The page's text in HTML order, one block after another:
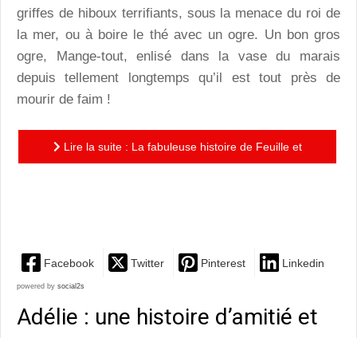
griffes de hiboux terrifiants, sous la menace du roi de
la mer, ou à boire le thé avec un ogre. Un bon gros
ogre, Mange-tout, enlisé dans la vase du marais
depuis tellement longtemps qu’il est tout près de
mourir de faim !
Lire la suite : La fabuleuse histoire de Feuille et
Facebook Twitter Pinterest Linkedin
powered by social2s
Adélie : une histoire d’amitié et